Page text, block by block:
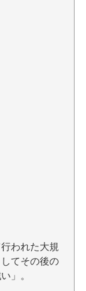
われた大規
てその後の
」。